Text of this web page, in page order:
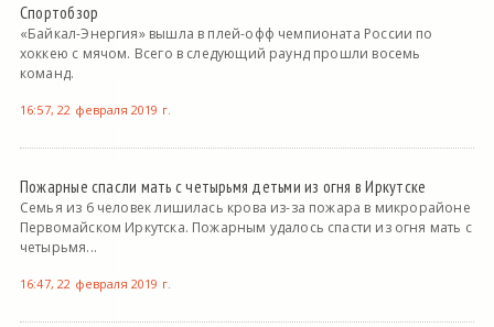
Спортобзор
«Байкал-Энергия» вышла в плей-офф чемпионата России по
хоккею с мячом. Всего в следующий раунд прошли восемь
команд.
16:57, 22 февраля 2019 г.
Пожарные спасли мать с четырьмя детьми из огня в Иркутске
Семья из 6 человек лишилась крова из-за пожара в микрорайоне
Первомайском Иркутска. Пожарным удалось спасти из огня мать с
четырьмя...
16:47, 22 февраля 2019 г.